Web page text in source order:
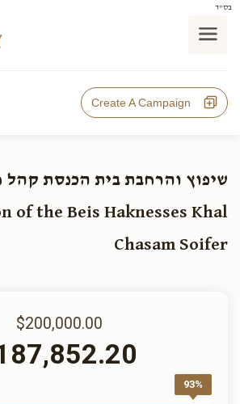
בס"ד
Create A Campaign
שיפוץ והרחבת בית הכנסת קהל
of the Beis Haknesses Khal
Chasam Soifer
$200,000.00
93%